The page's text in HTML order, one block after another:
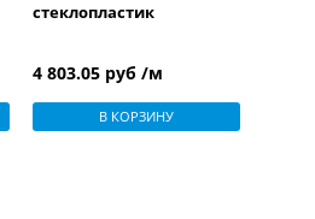
стеклопластик
4 803.05 руб /м
В КОРЗИНУ